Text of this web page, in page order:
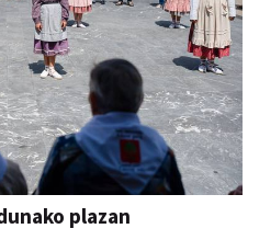
plazan